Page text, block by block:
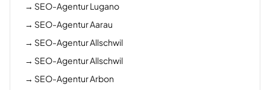
→ SEO-Agentur Lugano
→ SEO-Agentur Aarau
→ SEO-Agentur Allschwil
→ SEO-Agentur Allschwil
→ SEO-Agentur Arbon